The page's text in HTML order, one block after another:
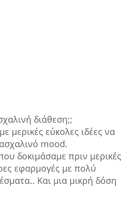
διάθεση;;
μερικές εύκολες ιδέες να
mood.
δοκιμάσαμε πριν μερικές
εφαρμογές με πολύ
Και μια μικρή δόση